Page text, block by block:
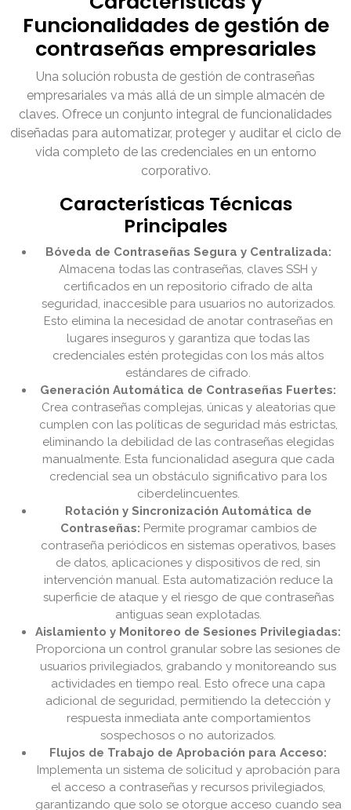
Funcionalidades de gestión de
contraseñas empresariales
Una solución robusta de gestión de contraseñas
empresariales va más allá de un simple almacén de
claves. Ofrece un conjunto integral de funcionalidades
diseñadas para automatizar, proteger y auditar el ciclo de
vida completo de las credenciales en un entorno
corporativo.
Características Técnicas
Principales
Bóveda de Contraseñas Segura y Centralizada:
Almacena todas las contraseñas, claves SSH y
certificados en un repositorio cifrado de alta
seguridad, inaccesible para usuarios no autorizados.
Esto elimina la necesidad de anotar contraseñas en
lugares inseguros y garantiza que todas las
credenciales estén protegidas con los más altos
estándares de cifrado.
Generación Automática de Contraseñas Fuertes:
Crea contraseñas complejas, únicas y aleatorias que
cumplen con las políticas de seguridad más estrictas,
eliminando la debilidad de las contraseñas elegidas
manualmente. Esta funcionalidad asegura que cada
credencial sea un obstáculo significativo para los
ciberdelincuentes.
Rotación y Sincronización Automática de
Contraseñas: Permite programar cambios de
contraseña periódicos en sistemas operativos, bases
de datos, aplicaciones y dispositivos de red, sin
intervención manual. Esta automatización reduce la
superficie de ataque y el riesgo de que contraseñas
antiguas sean explotadas.
Aislamiento y Monitoreo de Sesiones Privilegiadas:
Proporciona un control granular sobre las sesiones de
usuarios privilegiados, grabando y monitoreando sus
actividades en tiempo real. Esto ofrece una capa
adicional de seguridad, permitiendo la detección y
respuesta inmediata ante comportamientos
sospechosos o no autorizados.
Flujos de Trabajo de Aprobación para Acceso:
Implementa un sistema de solicitud y aprobación para
el acceso a contraseñas y recursos privilegiados,
garantizando que solo se otorgue acceso cuando sea